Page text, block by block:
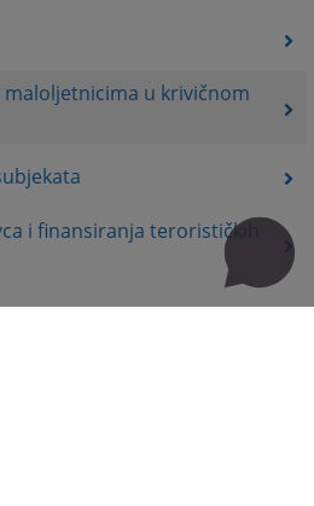
u krivičnom
i finansiranja terorističkih